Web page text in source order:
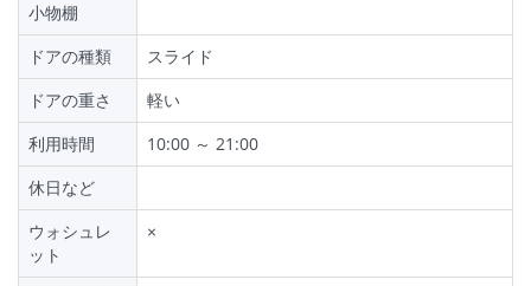
小物棚
ドアの種類
スライド
ドアの重さ
軽い
利用時間
10:00 ～ 21:00
休日など
ウォシュレ
ット
×